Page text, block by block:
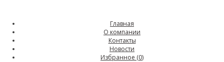
Главная
О компании
Контакты
Новости
Избранное (0)